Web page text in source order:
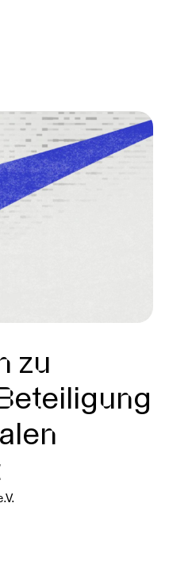
zu
meine Daten gemäß der
gGmbH gespeichert